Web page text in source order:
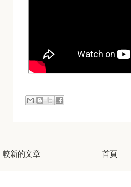
較新的文章 首頁